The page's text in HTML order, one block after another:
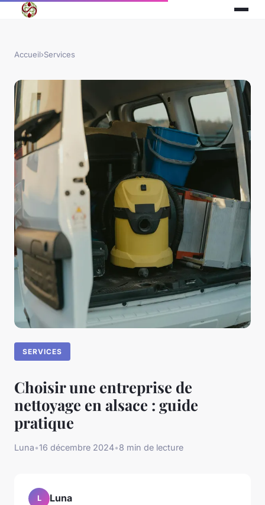
Accueil›Services
SERVICES
Choisir une entreprise de
nettoyage en alsace : guide
pratique
Luna•16 décembre 2024•8 min de lecture
L Luna